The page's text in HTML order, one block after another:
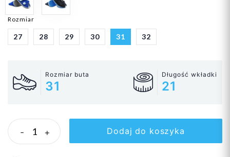
Rozmiar
27 28 29 30 31 32
Rozmiar buta
31
Długość wkładki
21
- + Dodaj do koszyka